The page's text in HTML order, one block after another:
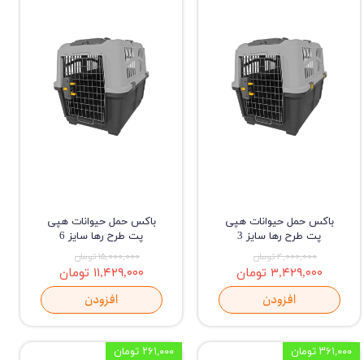
باکس حمل حیوانات هپی
پت طرح رها سایز 3
۴,۰۰۰,۰۰۰ تومان
۳,۴۲۹,۰۰۰ تومان
افزودن
باکس حمل حیوانات هپی
پت طرح رها سایز 6
۱۵,۰۰۰,۰۰۰ تومان
۱۱,۴۲۹,۰۰۰ تومان
افزودن
۳۶۱,۰۰۰ تومان ۲۶۱,۰۰۰ تومان